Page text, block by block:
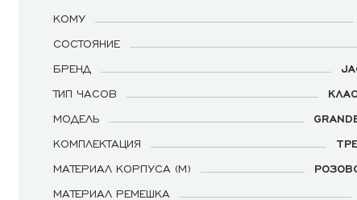
КОМУ
СОСТОЯНИЕ
БРЕНД
ТИП ЧАСОВ
МОДЕЛЬ
КОМПЛЕКТАЦИЯ
МАТЕРИАЛ КОРПУСА (М)
МАТЕРИАЛ РЕМЕШКА